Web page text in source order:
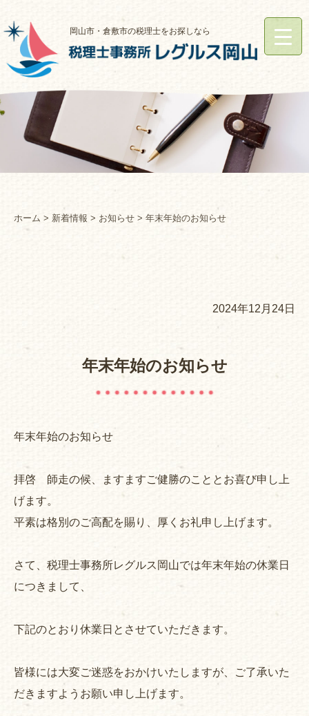
岡山市・倉敷市の税理士をお探しなら
ホーム > 新着情報 > お知らせ > 年末年始のお知らせ
2024年12月24日
年末年始のお知らせ
年末年始のお知らせ
拝啓 師走の候、ますますご健勝のこととお喜び申し上
げます。
平素は格別のご高配を賜り、厚くお礼申し上げます。
さて、税理士事務所レグルス岡山では年末年始の休業日
につきまして、
下記のとおり休業日とさせていただきます。
皆様には大変ご迷惑をおかけいたしますが、ご了承いた
だきますようお願い申し上げます。